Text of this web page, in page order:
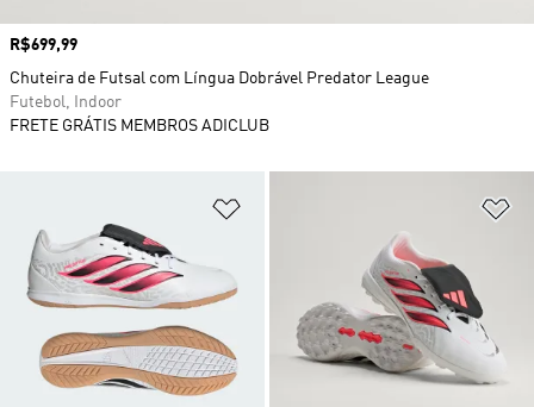
Adicionar à Lista de Desejos
Preço
R$699,99
Chuteira de Futsal com Língua Dobrável Predator League
Futebol, Indoor
FRETE GRÁTIS MEMBROS ADICLUB